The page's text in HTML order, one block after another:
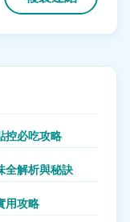
控必吃攻略
全解析與秘訣
用攻略